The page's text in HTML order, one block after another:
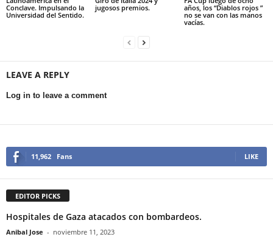
Conclave. Impulsando la
Universidad del Sentido.
jugosos premios.
años, los “Diablos rojos ”
no se van con las manos
vacías.
LEAVE A REPLY
Log in to leave a comment
11,962 Fans LIKE
EDITOR PICKS
Hospitales de Gaza atacados con bombardeos.
Anibal Jose - noviembre 11, 2023